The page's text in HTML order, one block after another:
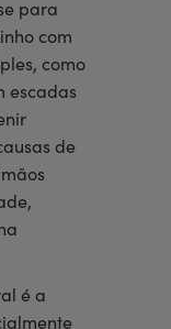
para
com
como
escadas
de
é a